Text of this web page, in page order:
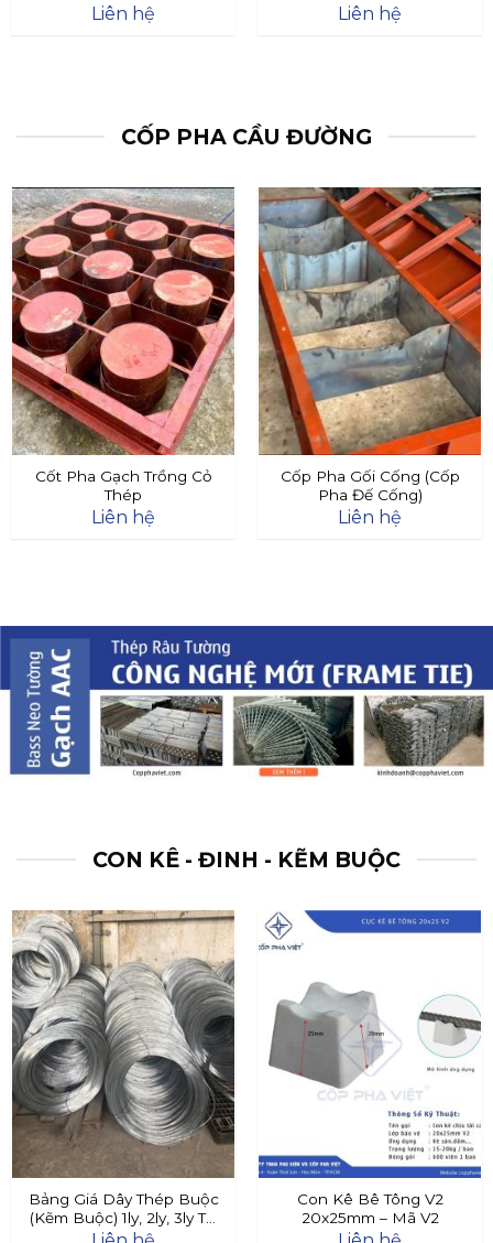
Được xếp
5
Liên hệ
Được xếp
5
Liên hệ
CỐP PHA CẦU ĐƯỜNG
Cốt Pha Gạch Trồng Cỏ
Thép
Liên hệ
Cốp Pha Gối Cống (Cốp
Pha Đế Cống)
Liên hệ
CON KÊ - ĐINH - KẼM BUỘC
Bảng Giá Dây Thép Buộc
(Kẽm Buộc) 1ly, 2ly, 3ly Tại
Đây
Con Kê Bê Tông V2
20x25mm – Mã V2